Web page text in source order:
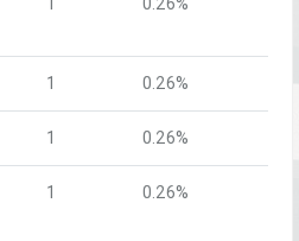
1 0.26%
1 0.26%
1 0.26%